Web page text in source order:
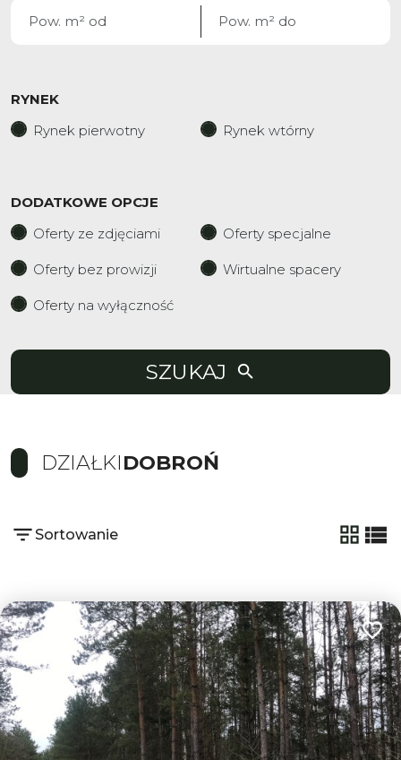
RYNEK
Rynek pierwotny
Rynek wtórny
DODATKOWE OPCJE
Oferty ze zdjęciami
Oferty specjalne
Oferty bez prowizji Wirtualne spacery
Oferty na wyłączność
SZUKAJ
DZIAŁKIDOBROŃ
Sortowanie
tabela